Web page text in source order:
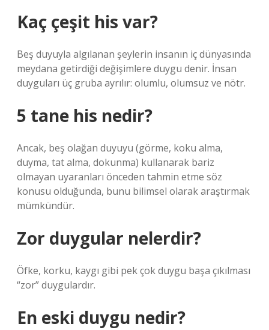
Kaç çeşit his var?
Beş duyuyla algılanan şeylerin insanın iç dünyasında
meydana getirdiği değişimlere duygu denir. İnsan
duyguları üç gruba ayrılır: olumlu, olumsuz ve nötr.
5 tane his nedir?
Ancak, beş olağan duyuyu (görme, koku alma,
duyma, tat alma, dokunma) kullanarak bariz
olmayan uyaranları önceden tahmin etme söz
konusu olduğunda, bunu bilimsel olarak araştırmak
mümkündür.
Zor duygular nelerdir?
Öfke, korku, kaygı gibi pek çok duygu başa çıkılması
“zor” duygulardır.
En eski duygu nedir?